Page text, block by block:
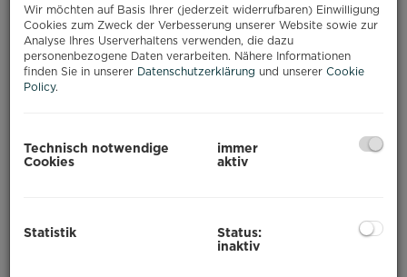
BESCHREIBUNG
Wir möchten auf Basis Ihrer (jederzeit widerrufbaren) Einwilligung
Cookies zum Zweck der Verbesserung unserer Website sowie zur
Analyse Ihres Userverhaltens verwenden, die dazu
personenbezogene Daten verarbeiten. Nähere Informationen
finden Sie in unserer Datenschutzerklärung und unserer Cookie
Policy.
Technisch notwendige
Cookies
immer
aktiv
Statistik Status:
inaktiv